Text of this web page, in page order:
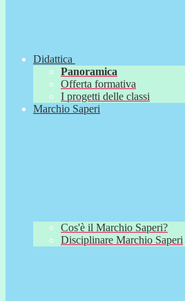
Didattica
Panoramica
Offerta formativa
I progetti delle classi
Marchio Saperi
Cos'è il Marchio Saperi?
Disciplinare Marchio Saperi